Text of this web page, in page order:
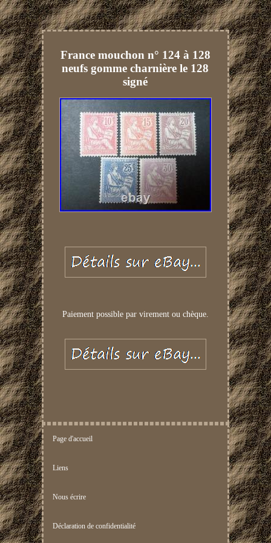
France mouchon n° 124 à 128
neufs gomme charnière le 128
signé
Paiement possible par virement ou chèque.
Page d'accueil
Liens
Nous écrire
Déclaration de confidentialité